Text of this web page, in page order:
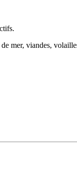
mer, viandes,